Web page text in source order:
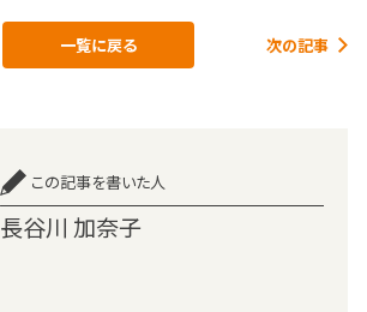
一覧に戻る 次の記事
この記事を書いた人
長谷川 加奈子